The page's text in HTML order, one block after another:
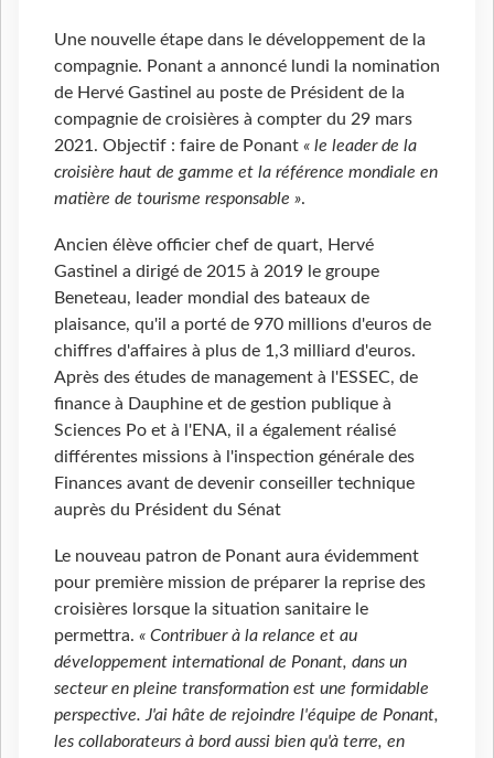
Une nouvelle étape dans le développement de la
compagnie. Ponant a annoncé lundi la nomination
de Hervé Gastinel au poste de Président de la
compagnie de croisières à compter du 29 mars
2021. Objectif : faire de Ponant « le leader de la
croisière haut de gamme et la référence mondiale en
matière de tourisme responsable ».
Ancien élève officier chef de quart, Hervé
Gastinel a dirigé de 2015 à 2019 le groupe
Beneteau, leader mondial des bateaux de
plaisance, qu'il a porté de 970 millions d'euros de
chiffres d'affaires à plus de 1,3 milliard d'euros.
Après des études de management à l'ESSEC, de
finance à Dauphine et de gestion publique à
Sciences Po et à l'ENA, il a également réalisé
différentes missions à l'inspection générale des
Finances avant de devenir conseiller technique
auprès du Président du Sénat
Le nouveau patron de Ponant aura évidemment
pour première mission de préparer la reprise des
croisières lorsque la situation sanitaire le
permettra. « Contribuer à la relance et au
développement international de Ponant, dans un
secteur en pleine transformation est une formidable
perspective. J'ai hâte de rejoindre l'équipe de Ponant,
les collaborateurs à bord aussi bien qu'à terre, en